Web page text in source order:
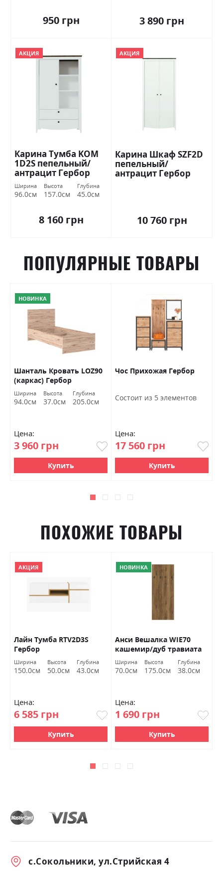
950 грн 3 890 грн
АКЦИЯ
Карина Тумба KOM
1D2S пепельный/
антрацит Гербор
Ширина
96.0см
Высота
157.0см
Глубина
45.0см
8 160 грн
АКЦИЯ
Карина Шкаф SZF2D
пепельный/
антрацит Гербор
10 760 грн
ПОПУЛЯРНЫЕ ТОВАРЫ
НОВИНКА
Шанталь Кровать LOZ90
(каркас) Гербор
Ширина
94.0см
Высота
37.0см
Глубина
205.0см
Цена:
3 960 грн
Купить
Чос Прихожая Гербор
Состоит из 5 элементов
Цена:
17 560 грн
Купить
ПОХОЖИЕ ТОВАРЫ
АКЦИЯ
Лайн Тумба RTV2D3S
Гербор
Ширина
150.0см
Высота
50.0см
Глубина
43.0см
Цена:
6 585 грн
Купить
НОВИНКА
Анси Вешалка WIE70
кашемир/дуб травиата
Гербор
Ширина
70.0см
Высота
175.0см
Глубина
38.0см
Цена:
1 690 грн
Купить
с.Сокольники, ул.Стрийская 4